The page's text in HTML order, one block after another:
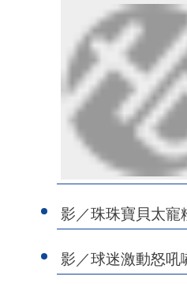
影／珠珠寶貝太
影／球迷激動怒